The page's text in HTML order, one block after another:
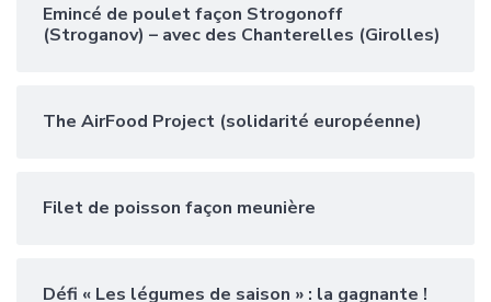
Emincé de poulet façon Strogonoff
(Stroganov) – avec des Chanterelles (Girolles)
The AirFood Project (solidarité européenne)
Filet de poisson façon meunière
Défi « Les légumes de saison » : la gagnante !